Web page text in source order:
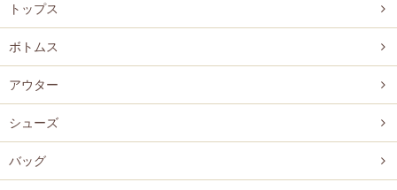
トップス
ボトムス
アウター
シューズ
バッグ